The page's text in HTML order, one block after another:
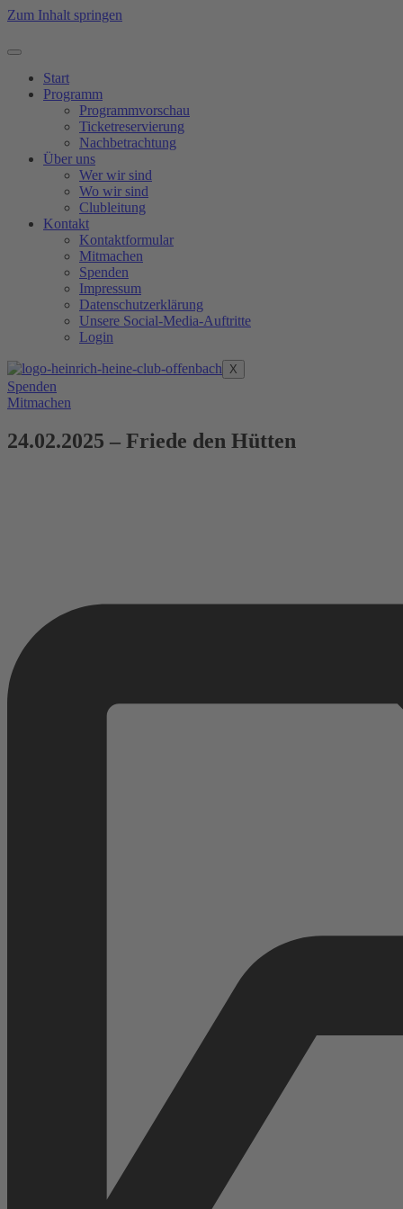
Zum Inhalt springen
Start
Programm
Programmvorschau
Ticketreservierung
Nachbetrachtung
Über uns
Wer wir sind
Wo wir sind
Clubleitung
Kontakt
Kontaktformular
Mitmachen
Spenden
Impressum
Datenschutzerklärung
Unsere Social-Media-Auftritte
Login
X
Spenden
Mitmachen
24.02.2025 – Friede den Hütten